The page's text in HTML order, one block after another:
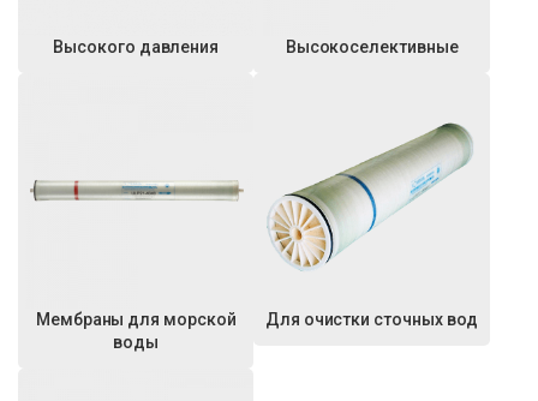
Высокого давления Высокоселективные
Мембраны для морской
воды
Для очистки сточных вод